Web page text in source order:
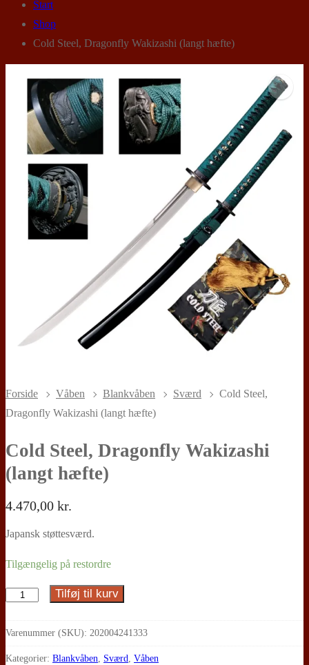
Start
Shop
Cold Steel, Dragonfly Wakizashi (langt hæfte)
Forside Våben Blankvåben Sværd
Cold Steel,
Dragonfly Wakizashi (langt hæfte)
Cold Steel, Dragonfly Wakizashi
(langt hæfte)
4.470,00 kr.
Japansk støttesværd.
Tilgængelig på restordre
Cold
Dragonfly
Wakizashi
Tilføj til kurv
Varenummer (SKU): 202004241333
Kategorier: Blankvåben, Sværd, Våben